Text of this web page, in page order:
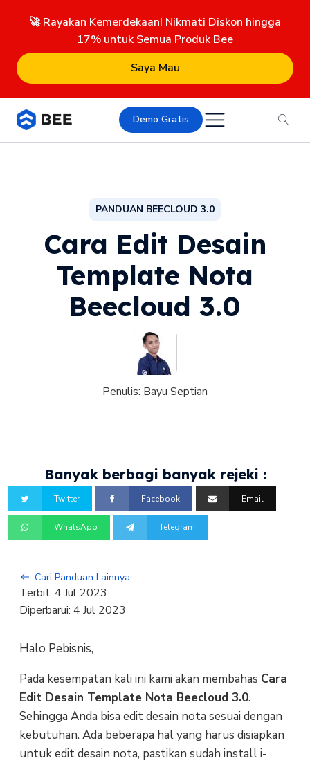
🚀 Rayakan Kemerdekaan! Nikmati Diskon hingga
17% untuk Semua Produk Bee
Saya Mau
Demo Gratis
PANDUAN BEECLOUD 3.0
Cara Edit Desain
Template Nota
Beecloud 3.0
Penulis: Bayu Septian
Banyak berbagi banyak rejeki :
Twitter Facebook Email
WhatsApp Telegram
Cari Panduan Lainnya
Terbit: 4 Jul 2023
Diperbarui: 4 Jul 2023
Halo Pebisnis,
Pada kesempatan kali ini kami akan membahas Cara
Edit Desain Template Nota Beecloud 3.0.
Sehingga Anda bisa edit desain nota sesuai dengan
kebutuhan. Ada beberapa hal yang harus disiapkan
untuk edit desain nota, pastikan sudah install i-